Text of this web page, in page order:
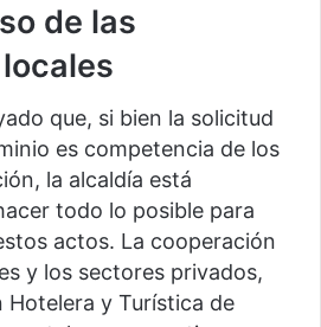
de las
que, si bien la solicitud
es competencia de los
la alcaldía está
todo lo posible para
actos. La cooperación
y los sectores privados,
Hotelera y Turística de